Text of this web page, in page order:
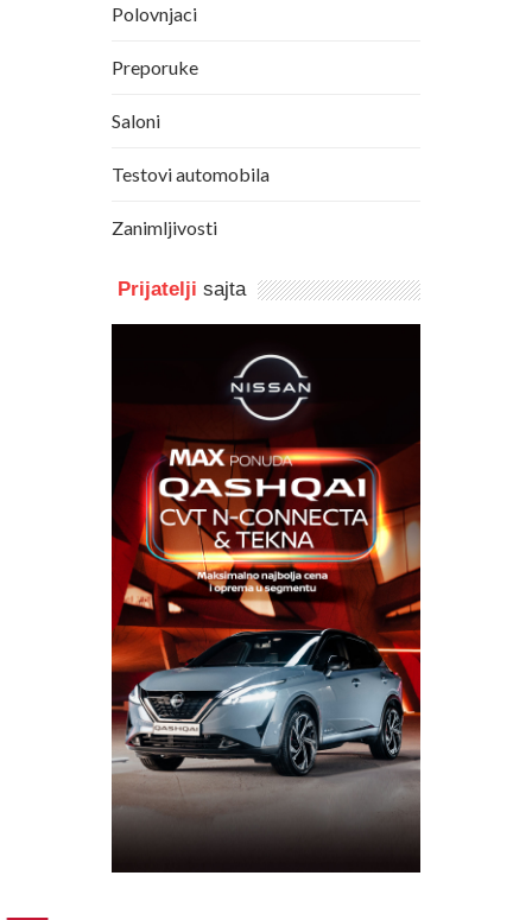
Polovnjaci
Preporuke
Saloni
Testovi automobila
Zanimljivosti
Prijatelji sajta